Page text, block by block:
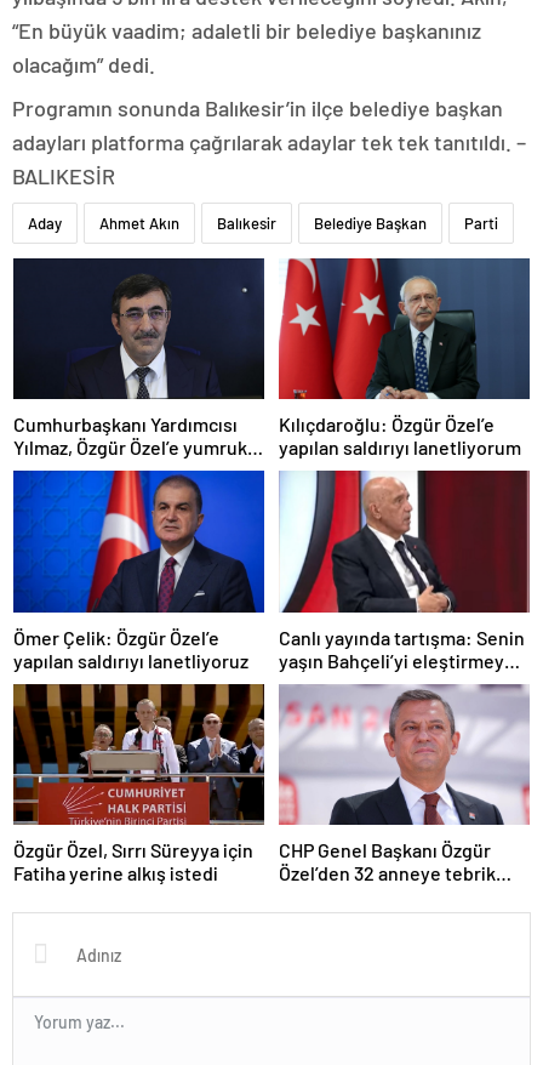
“En büyük vaadim; adaletli bir belediye başkanınız
olacağım” dedi.
Programın sonunda Balıkesir’in ilçe belediye başkan
adayları platforma çağrılarak adaylar tek tek tanıtıldı. –
BALIKESİR
Aday Ahmet Akın Balıkesir Belediye Başkan Parti
Cumhurbaşkanı Yardımcısı
Yılmaz, Özgür Özel’e yumruklu
saldırıyı kınadı
Kılıçdaroğlu: Özgür Özel’e
yapılan saldırıyı lanetliyorum
Ömer Çelik: Özgür Özel’e
yapılan saldırıyı lanetliyoruz
Canlı yayında tartışma: Senin
yaşın Bahçeli’yi eleştirmeye
yetmez
Özgür Özel, Sırrı Süreyya için
Fatiha yerine alkış istedi
CHP Genel Başkanı Özgür
Özel’den 32 anneye tebrik